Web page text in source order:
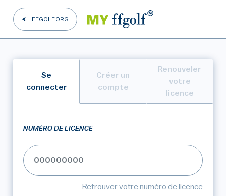
FFGOLF.ORG
Se
connecter
Créer un
compte
Renouveler
votre
licence
NUMÉRO DE LICENCE
Retrouver votre numéro de licence